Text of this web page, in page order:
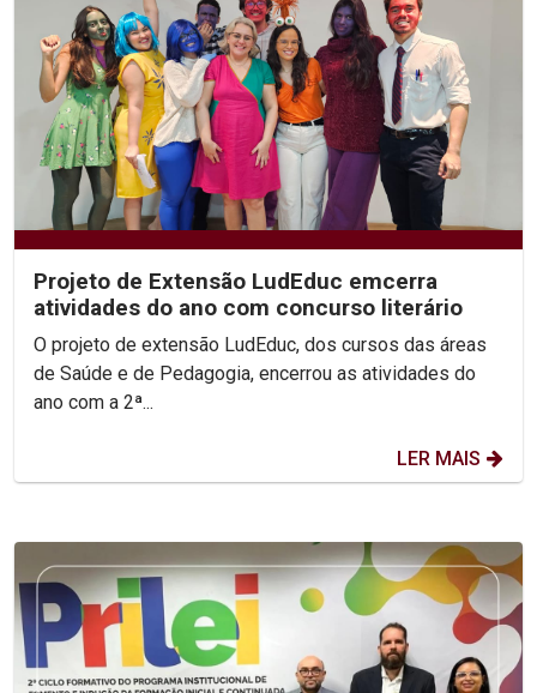
Projeto de Extensão LudEduc emcerra
atividades do ano com concurso literário
O projeto de extensão LudEduc, dos cursos das áreas
de Saúde e de Pedagogia, encerrou as atividades do
ano com a 2ª...
LER MAIS